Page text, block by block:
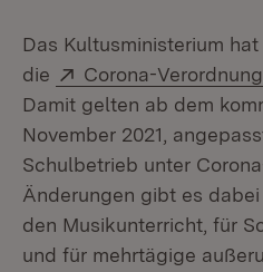
Das Kultusministerium
die
Extern:
Corona-
Damit gelten ab dem
November 2021,
Schulbetrieb unter
Änderungen gibt es
den Musikunterricht, für
und für mehrtägige